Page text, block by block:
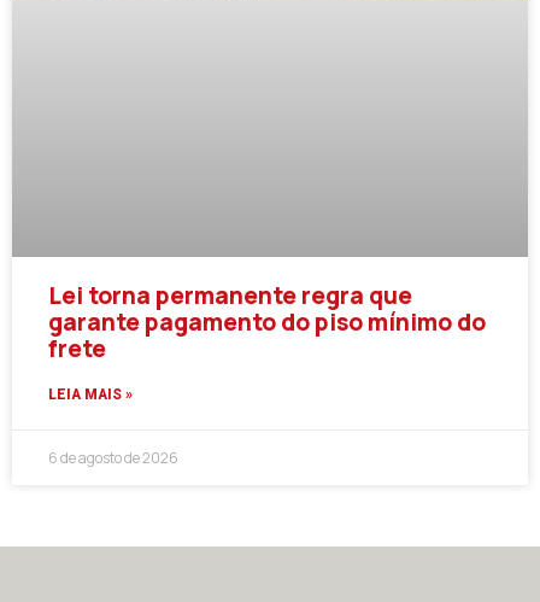
Lei torna permanente regra que
garante pagamento do piso mínimo do
frete
LEIA MAIS »
6 de agosto de 2026